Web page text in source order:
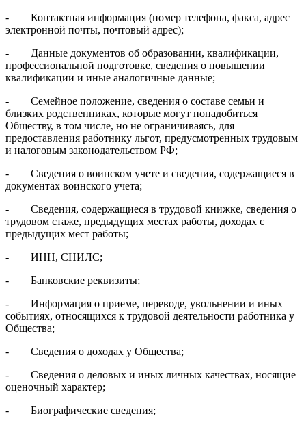
- Контактная информация (номер телефона, факса, адрес
электронной почты, почтовый адрес);
- Данные документов об образовании, квалификации,
профессиональной подготовке, сведения о повышении
квалификации и иные аналогичные данные;
- Семейное положение, сведения о составе семьи и
близких родственниках, которые могут понадобиться
Обществу, в том числе, но не ограничиваясь, для
предоставления работнику льгот, предусмотренных трудовым
и налоговым законодательством РФ;
- Сведения о воинском учете и сведения, содержащиеся в
документах воинского учета;
- Сведения, содержащиеся в трудовой книжке, сведения о
трудовом стаже, предыдущих местах работы, доходах с
предыдущих мест работы;
- ИНН, СНИЛС;
- Банковские реквизиты;
- Информация о приеме, переводе, увольнении и иных
событиях, относящихся к трудовой деятельности работника у
Общества;
- Сведения о доходах у Общества;
- Сведения о деловых и иных личных качествах, носящие
оценочный характер;
- Биографические сведения;